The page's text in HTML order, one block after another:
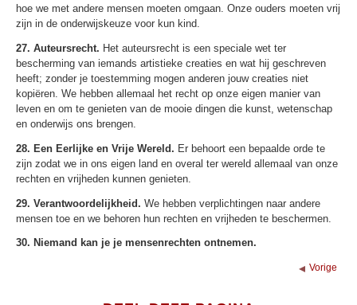
hoe we met andere mensen moeten omgaan. Onze ouders moeten vrij
zijn in de onderwijskeuze voor kun kind.
27. Auteursrecht. Het auteursrecht is een speciale wet ter
bescherming van iemands artistieke creaties en wat hij geschreven
heeft; zonder je toestemming mogen anderen jouw creaties niet
kopiëren. We hebben allemaal het recht op onze eigen manier van
leven en om te genieten van de mooie dingen die kunst, wetenschap
en onderwijs ons brengen.
28. Een Eerlijke en Vrije Wereld. Er behoort een bepaalde orde te
zijn zodat we in ons eigen land en overal ter wereld allemaal van onze
rechten en vrijheden kunnen genieten.
29. Verantwoordelijkheid. We hebben verplichtingen naar andere
mensen toe en we behoren hun rechten en vrijheden te beschermen.
30. Niemand kan je je mensenrechten ontnemen.
Vorige